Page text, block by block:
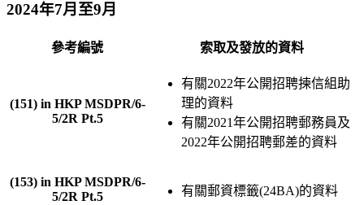
2024年7月至9月
參考編號 索取及發放的資料
(151) in HKP MSDPR/6-
5/2R Pt.5
有關2022年公開招聘揀信組助
理的資料
有關2021年公開招聘郵務員及
2022年公開招聘郵差的資料
(153) in HKP MSDPR/6-
5/2R Pt.5
有關郵資標籤(24BA)的資料